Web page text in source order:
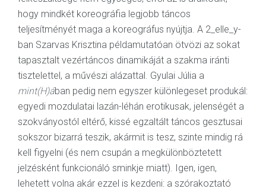
hogy mindkét koreográfia legjobb táncos
teljesítményét maga a koreográfus nyújtja. A 2_elle_y-
ban Szarvas Krisztina példamutatóan ötvözi az sokat
tapasztalt vezértáncos dinamikáját a szakma iránti
tisztelettel, a művészi alázattal. Gyulai Júlia a
mint(H)ában pedig nem egyszer különlegeset produkál:
egyedi mozdulatai lazán-léhán erotikusak, jelenségét a
szokványostól eltérő, kissé egzaltált táncos gesztusai
sokszor bizarrá teszik, akármit is tesz, szinte mindig rá
kell figyelni (és nem csupán a megkülönböztetett
jelzésként funkcionáló sminkje miatt). Igen, igen,
lehetett volna akár ezzel is kezdeni: a szórakoztató